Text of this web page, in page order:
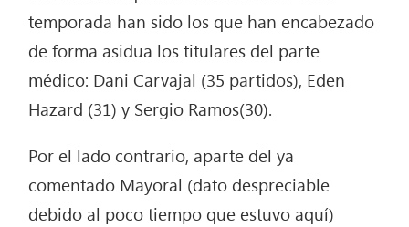
temporada han sido los que han encabezado
de forma asidua los titulares del parte
médico: Dani Carvajal (35 partidos), Eden
Hazard (31) y Sergio Ramos(30).
Por el lado contrario, aparte del ya
comentado Mayoral (dato despreciable
debido al poco tiempo que estuvo aquí)